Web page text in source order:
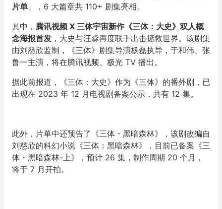
片单 」，6 大篇章共 110+ 剧集亮相。
其中， 腾讯视频 X 三体宇宙新作《三体：大史》双人概
念海报首发 ，大史与汪淼再度联手出击拯救世界。该剧集
由刘慈欣监制，《三体》剧集导演杨磊执导，于和伟、张
鲁一主演，将在腾讯视频、极光 TV 播出。
据此前报道，《三体：大史》作为《三体》的番外剧，已
出现在 2023 年 12 月电视剧备案公示，共有 12 集。
此外，片单中还预告了《三体・黑暗森林》，该剧改编自
刘慈欣的科幻小说《三体：黑暗森林》，目前已备案《三
体・黑暗森林-上》，预计 26 集，制作周期 20 个月，
将于 7 月开拍。